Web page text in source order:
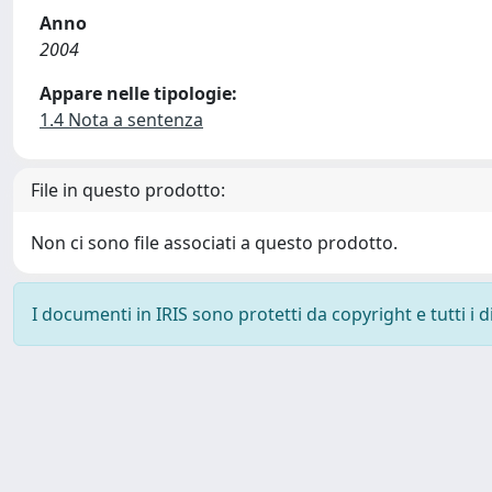
Anno
2004
Appare nelle tipologie:
1.4 Nota a sentenza
File in questo prodotto:
Non ci sono file associati a questo prodotto.
I documenti in IRIS sono protetti da copyright e tutti i